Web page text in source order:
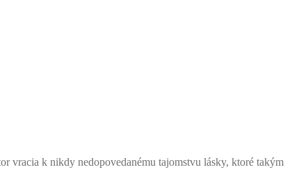
vracia k nikdy nedopovedanému tajomstvu lásky, ktoré takým